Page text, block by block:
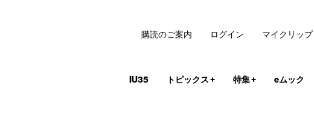
IU35 トピックス+ 特集+ eムック
購読のご案内 ログイン マイクリップ